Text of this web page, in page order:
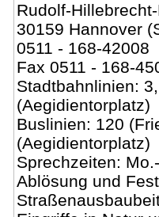
Rudolf-
30159 Hannover
0511 - 168-42008
Fax 0511 - 168-
Stadtbahnlinien:
(Aegidientorplatz)
Buslinien: 120
(Aegidientorplatz)
Sprechzeiten:
Ablösung und